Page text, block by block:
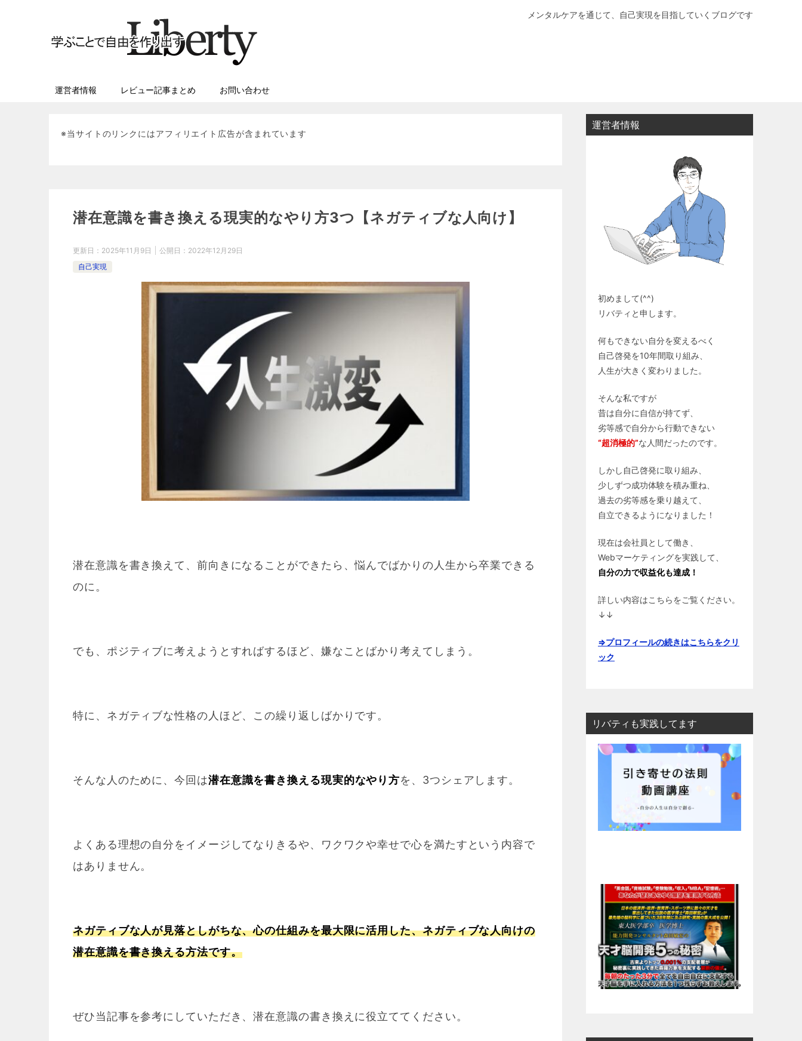
メンタルケアを通じて、自己実現を目指していくブログです
運営者情報 レビュー記事まとめ お問い合わせ
※当サイトのリンクにはアフィリエイト広告が含まれています
潜在意識を書き換える現実的なやり方3つ【ネガティブな人向け】
更新日： 2025年11月9日 公開日： 2022年12月29日
自己実現
潜在意識を書き換えて、前向きになることができたら、悩んでばかりの人生から卒業できる
のに。
でも、ポジティブに考えようとすればするほど、嫌なことばかり考えてしまう。
特に、ネガティブな性格の人ほど、この繰り返しばかりです。
そんな人のために、今回は潜在意識を書き換える現実的なやり方を、3つシェアします。
よくある理想の自分をイメージしてなりきるや、ワクワクや幸せで心を満たすという内容で
はありません。
ネガティブな人が見落としがちな、心の仕組みを最大限に活用した、ネガティブな人向けの
潜在意識を書き換える方法です。
ぜひ当記事を参考にしていただき、潜在意識の書き換えに役立ててください。
運営者情報
初めまして(^^)
リバティと申します。
何もできない自分を変えるべく
自己啓発を10年間取り組み、
人生が大きく変わりました。
そんな私ですが
昔は自分に自信が持てず、
劣等感で自分から行動できない
“超消極的”な人間だったのです。
しかし自己啓発に取り組み、
少しずつ成功体験を積み重ね、
過去の劣等感を乗り越えて、
自立できるようになりました！
現在は会社員として働き、
Webマーケティングを実践して、
自分の力で収益化も達成！
詳しい内容はこちらをご覧ください。
↓↓
⇒プロフィールの続きはこちらをクリ
ック
リバティも実践してます